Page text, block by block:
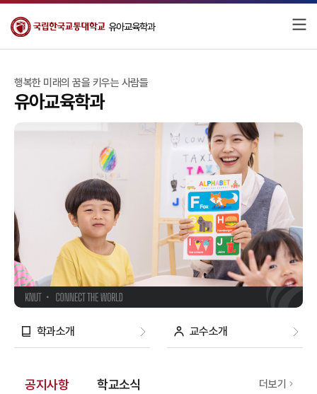
유아교육학과
행복한 미래의 꿈을 키우는 사람들
유아교육학과
학과소개 교수소개
공지사항
공
더보기
학교소식